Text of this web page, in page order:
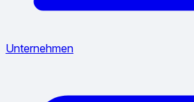
Unternehmen